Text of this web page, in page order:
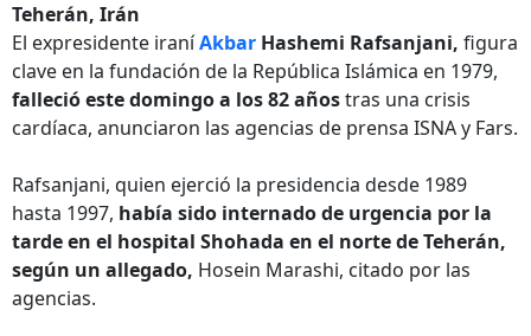
Teherán, Irán
El expresidente iraníAkbar Hashemi Rafsanjani, figura
clave en la fundación de la República Islámica en 1979,
falleció este domingo a los 82 añostras una crisis
cardíaca, anunciaron las agencias de prensa ISNA y Fars.
Rafsanjani, quien ejerció la presidencia desde 1989
hasta 1997, había sido internado de urgencia por la
tarde en el hospital Shohada en el norte de Teherán,
según un allegado, Hosein Marashi, citado por las
agencias.